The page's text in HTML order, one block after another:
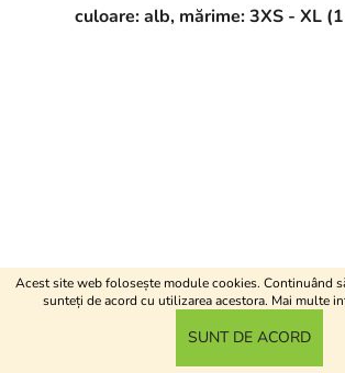
Acest site web folosește module cookies. Continuând
sunteți de acord cu utilizarea acestora. Mai multe
SUNT DE ACORD
culoare: alb, mărime: 3XS - XL